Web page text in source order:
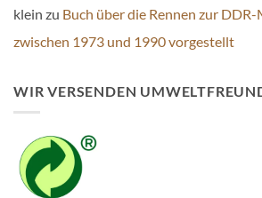
klein zu Buch über die Rennen zur
zwischen 1973 und 1990 vorgestellt
WIR VERSENDEN